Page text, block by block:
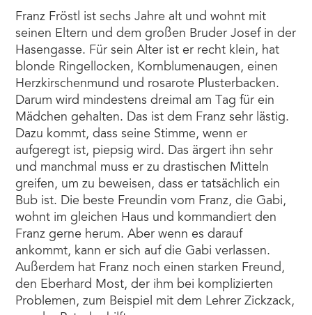
Franz Fröstl ist sechs Jahre alt und wohnt mit
seinen Eltern und dem großen Bruder Josef in der
Hasengasse. Für sein Alter ist er recht klein, hat
blonde Ringellocken, Kornblumenaugen, einen
Herzkirschenmund und rosarote Plusterbacken.
Darum wird mindestens dreimal am Tag für ein
Mädchen gehalten. Das ist dem Franz sehr lästig.
Dazu kommt, dass seine Stimme, wenn er
aufgeregt ist, piepsig wird. Das ärgert ihn sehr
und manchmal muss er zu drastischen Mitteln
greifen, um zu beweisen, dass er tatsächlich ein
Bub ist. Die beste Freundin vom Franz, die Gabi,
wohnt im gleichen Haus und kommandiert den
Franz gerne herum. Aber wenn es darauf
ankommt, kann er sich auf die Gabi verlassen.
Außerdem hat Franz noch einen starken Freund,
den Eberhard Most, der ihm bei komplizierten
Problemen, zum Beispiel mit dem Lehrer Zickzack,